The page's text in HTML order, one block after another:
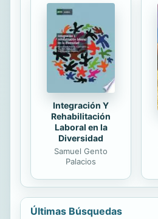
Integración Y
Rehabilitación
Laboral en la
Diversidad
Samuel Gento
Palacios
Últimas Búsquedas